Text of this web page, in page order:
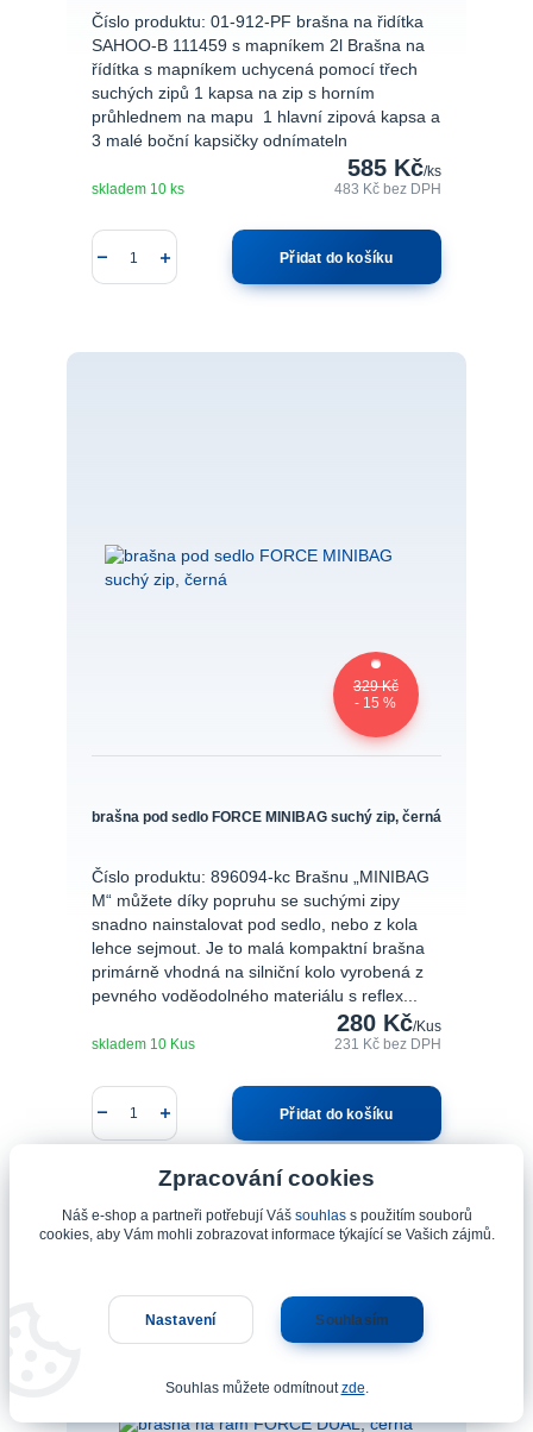
Číslo produktu: 01-912-PF brašna na řidítka
SAHOO-B 111459 s mapníkem 2l Brašna na
řídítka s mapníkem uchycená pomocí třech
suchých zipů 1 kapsa na zip s horním
průhlednem na mapu 1 hlavní zipová kapsa a
3 malé boční kapsičky odnímateln
585 Kč/ks
483 Kčbez DPH
skladem 10 ks
Přidat do košíku
329 Kč
- 15 %
brašna pod sedlo FORCE MINIBAG suchý zip, černá
Číslo produktu: 896094-kc Brašnu „MINIBAG
M“ můžete díky popruhu se suchými zipy
snadno nainstalovat pod sedlo, nebo z kola
lehce sejmout. Je to malá kompaktní brašna
primárně vhodná na silniční kolo vyrobená z
pevného voděodolného materiálu s reflex...
280 Kč/Kus
231 Kč bez DPH
skladem 10 Kus
Přidat do košíku
Zpracování cookies
Náš e-shop a partneři potřebují Váš souhlass použitím souborů
cookies, aby Vám mohli zobrazovat informace týkající se Vašich zájmů.
Nastavení Souhlasím
Souhlas můžete odmítnoutzde